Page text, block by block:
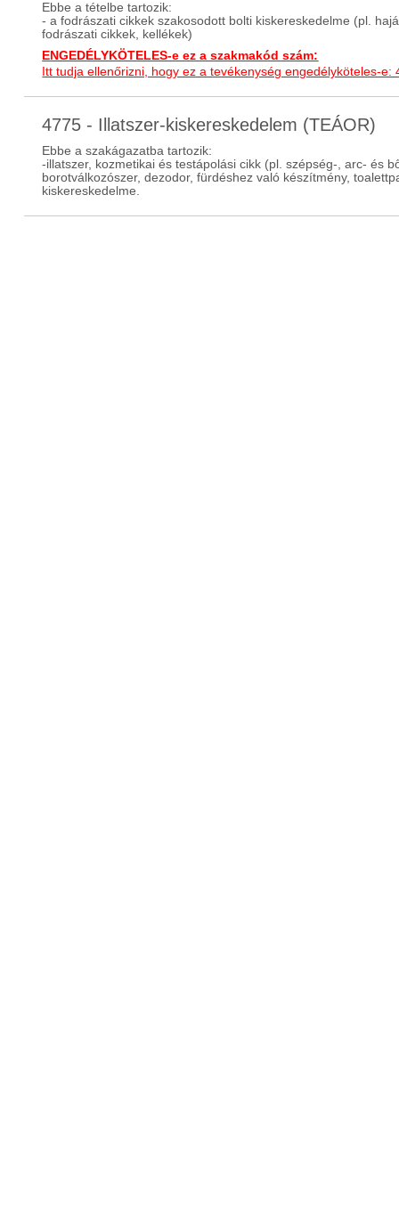
Ebbe a tételbe tartozik:
- a fodrászati cikkek szakosodott bolti kiskereskedelme (pl.
fodrászati cikkek, kellékek)
ENGEDÉLYKÖTELES-e ez a szakmakód szám:
Itt tudja ellenőrizni, hogy ez a tevékenység engedélyköteles-e:
4775 - Illatszer-kiskereskedelem (TEÁOR)
Ebbe a szakágazatba tartozik:
-illatszer, kozmetikai és testápolási cikk (pl. szépség-, arc- és
borotválkozószer, dezodor, fürdéshez való készítmény,
kiskereskedelme.